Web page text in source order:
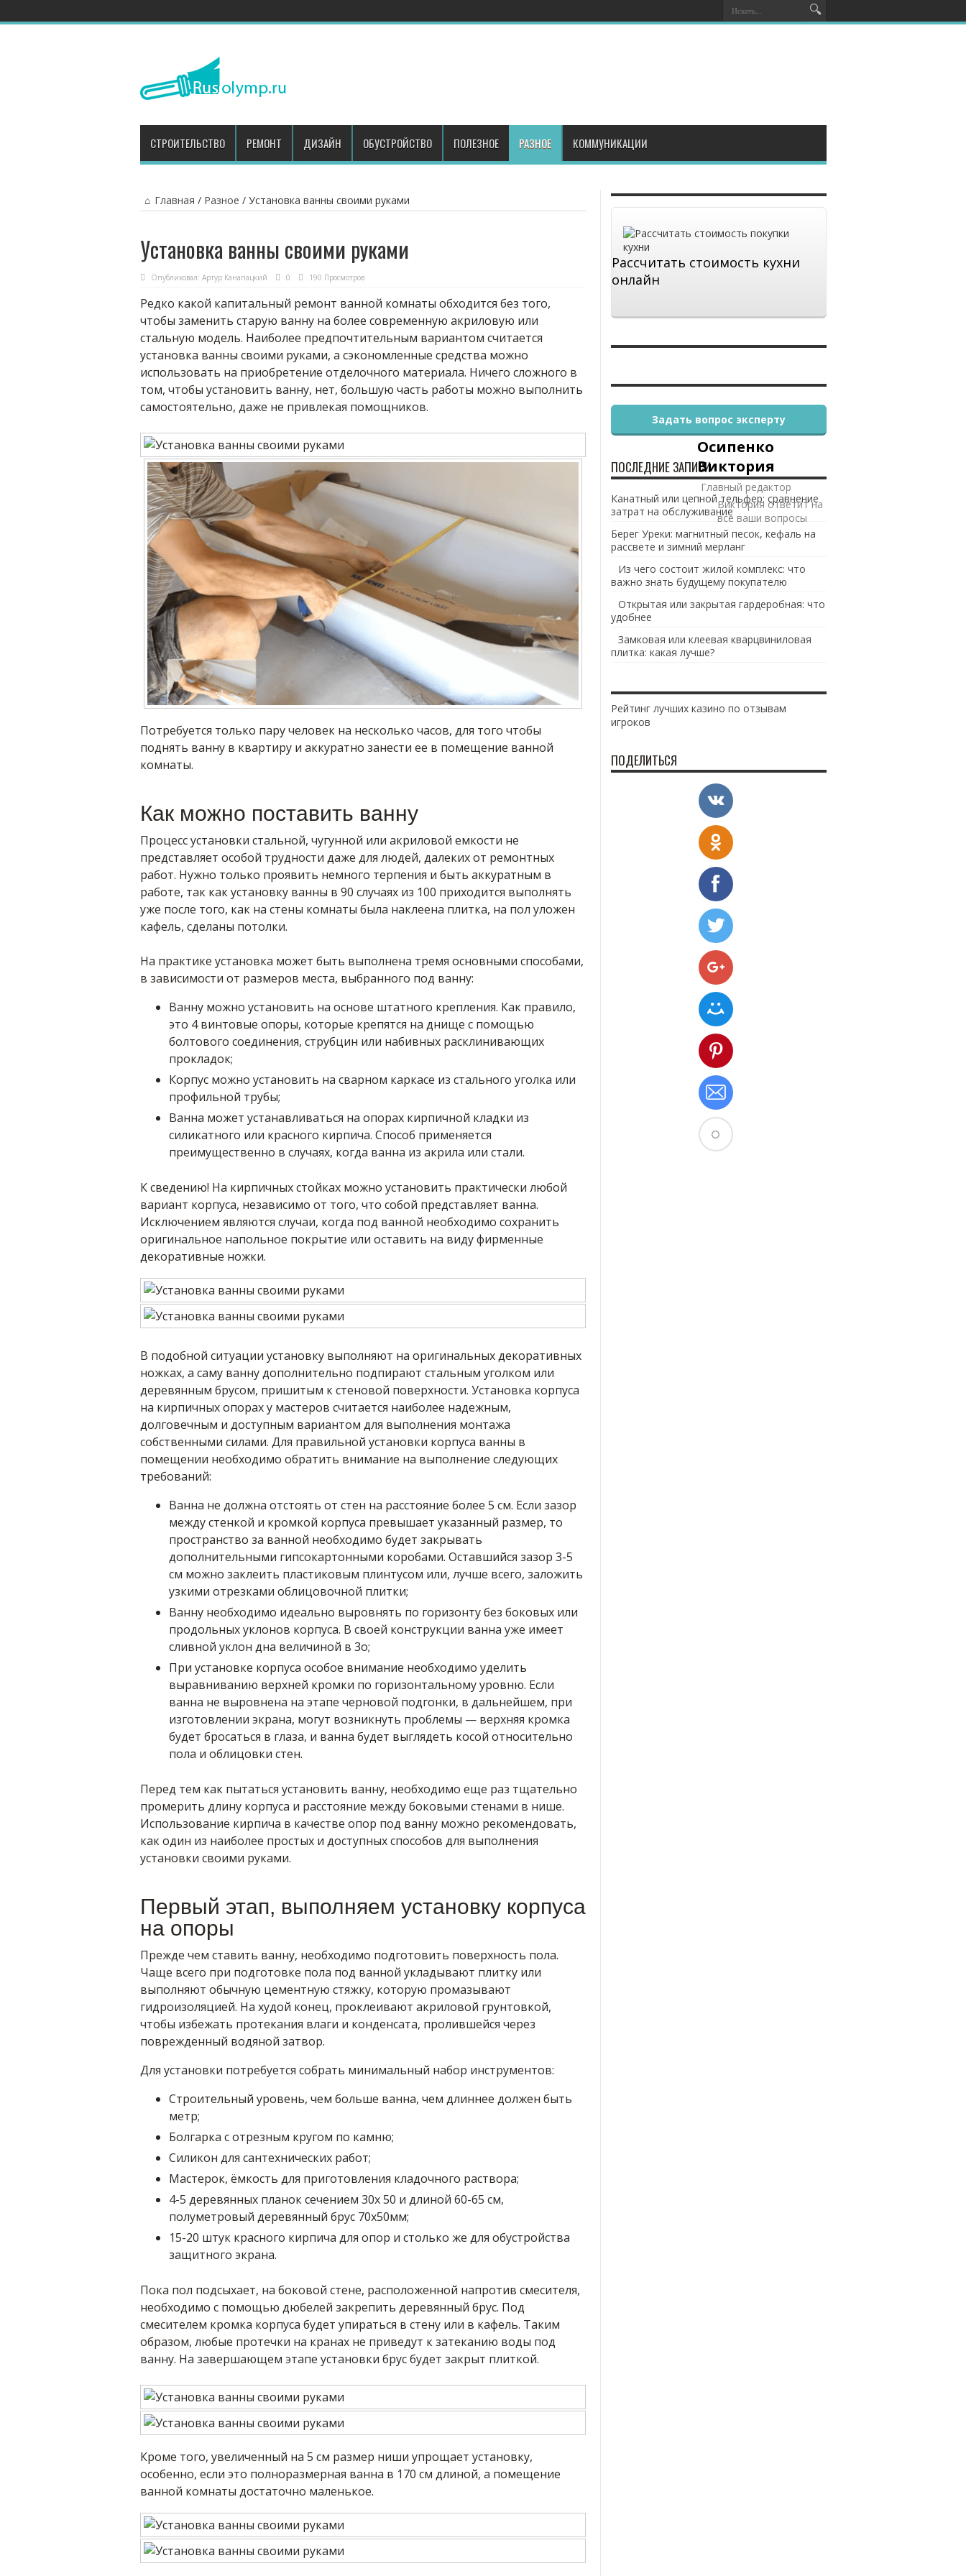
СТРОИТЕЛЬСТВО РЕМОНТ ДИЗАЙН ОБУСТРОЙСТВО ПОЛЕЗНОЕ РАЗНОЕ КОММУНИКАЦИИ
Главная / Разное / Установка ванны своими руками
Установка ванны своими руками
Опубликовал: Артур Канапацкий 0 190 Просмотров
Редко какой капитальный ремонт ванной комнаты обходится без того,
чтобы заменить старую ванну на более современную акриловую или
стальную модель. Наиболее предпочтительным вариантом считается
установка ванны своими руками, а сэкономленные средства можно
использовать на приобретение отделочного материала. Ничего сложного в
том, чтобы установить ванну, нет, большую часть работы можно выполнить
самостоятельно, даже не привлекая помощников.
Потребуется только пару человек на несколько часов, для того чтобы
поднять ванну в квартиру и аккуратно занести ее в помещение ванной
комнаты.
Как можно поставить ванну
Процесс установки стальной, чугунной или акриловой емкости не
представляет особой трудности даже для людей, далеких от ремонтных
работ. Нужно только проявить немного терпения и быть аккуратным в
работе, так как установку ванны в 90 случаях из 100 приходится выполнять
уже после того, как на стены комнаты была наклеена плитка, на пол уложен
кафель, сделаны потолки.
На практике установка может быть выполнена тремя основными способами,
в зависимости от размеров места, выбранного под ванну:
Ванну можно установить на основе штатного крепления. Как правило,
это 4 винтовые опоры, которые крепятся на днище с помощью
болтового соединения, струбцин или набивных расклинивающих
прокладок;
Корпус можно установить на сварном каркасе из стального уголка или
профильной трубы;
Ванна может устанавливаться на опорах кирпичной кладки из
силикатного или красного кирпича. Способ применяется
преимущественно в случаях, когда ванна из акрила или стали.
К сведению! На кирпичных стойках можно установить практически любой
вариант корпуса, независимо от того, что собой представляет ванна.
Исключением являются случаи, когда под ванной необходимо сохранить
оригинальное напольное покрытие или оставить на виду фирменные
декоративные ножки.
В подобной ситуации установку выполняют на оригинальных декоративных
ножках, а саму ванну дополнительно подпирают стальным уголком или
деревянным брусом, пришитым к стеновой поверхности. Установка корпуса
на кирпичных опорах у мастеров считается наиболее надежным,
долговечным и доступным вариантом для выполнения монтажа
собственными силами. Для правильной установки корпуса ванны в
помещении необходимо обратить внимание на выполнение следующих
требований:
Ванна не должна отстоять от стен на расстояние более 5 см. Если зазор
между стенкой и кромкой корпуса превышает указанный размер, то
пространство за ванной необходимо будет закрывать
дополнительными гипсокартонными коробами. Оставшийся зазор 3-5
см можно заклеить пластиковым плинтусом или, лучше всего, заложить
узкими отрезками облицовочной плитки;
Ванну необходимо идеально выровнять по горизонту без боковых или
продольных уклонов корпуса. В своей конструкции ванна уже имеет
сливной уклон дна величиной в 3о;
При установке корпуса особое внимание необходимо уделить
выравниванию верхней кромки по горизонтальному уровню. Если
ванна не выровнена на этапе черновой подгонки, в дальнейшем, при
изготовлении экрана, могут возникнуть проблемы — верхняя кромка
будет бросаться в глаза, и ванна будет выглядеть косой относительно
пола и облицовки стен.
Перед тем как пытаться установить ванну, необходимо еще раз тщательно
промерить длину корпуса и расстояние между боковыми стенами в нише.
Использование кирпича в качестве опор под ванну можно рекомендовать,
как один из наиболее простых и доступных способов для выполнения
установки своими руками.
Первый этап, выполняем установку корпуса
на опоры
Прежде чем ставить ванну, необходимо подготовить поверхность пола.
Чаще всего при подготовке пола под ванной укладывают плитку или
выполняют обычную цементную стяжку, которую промазывают
гидроизоляцией. На худой конец, проклеивают акриловой грунтовкой,
чтобы избежать протекания влаги и конденсата, пролившейся через
поврежденный водяной затвор.
Для установки потребуется собрать минимальный набор инструментов:
Строительный уровень, чем больше ванна, чем длиннее должен быть
метр;
Болгарка с отрезным кругом по камню;
Силикон для сантехнических работ;
Мастерок, ёмкость для приготовления кладочного раствора;
4-5 деревянных планок сечением 30х 50 и длиной 60-65 см,
полуметровый деревянный брус 70х50мм;
15-20 штук красного кирпича для опор и столько же для обустройства
защитного экрана.
Пока пол подсыхает, на боковой стене, расположенной напротив смесителя,
необходимо с помощью дюбелей закрепить деревянный брус. Под
смесителем кромка корпуса будет упираться в стену или в кафель. Таким
образом, любые протечки на кранах не приведут к затеканию воды под
ванну. На завершающем этапе установки брус будет закрыт плиткой.
Кроме того, увеличенный на 5 см размер ниши упрощает установку,
особенно, если это полноразмерная ванна в 170 см длиной, а помещение
ванной комнаты достаточно маленькое.
Рассчитать стоимость кухни
онлайн
Осипенко
Виктория
Главный редактор
Виктория ответит на
все ваши вопросы
Задать вопрос эксперту
ПОСЛЕДНИЕ ЗАПИСИ
Канатный или цепной тельфер: сравнение
затрат на обслуживание
Берег Уреки: магнитный песок, кефаль на
рассвете и зимний мерланг
Из чего состоит жилой комплекс: что
важно знать будущему покупателю
Открытая или закрытая гардеробная: что
удобнее
Замковая или клеевая кварцвиниловая
плитка: какая лучше?
Рейтинг лучших казино по отзывам
игроков
ПОДЕЛИТЬСЯ